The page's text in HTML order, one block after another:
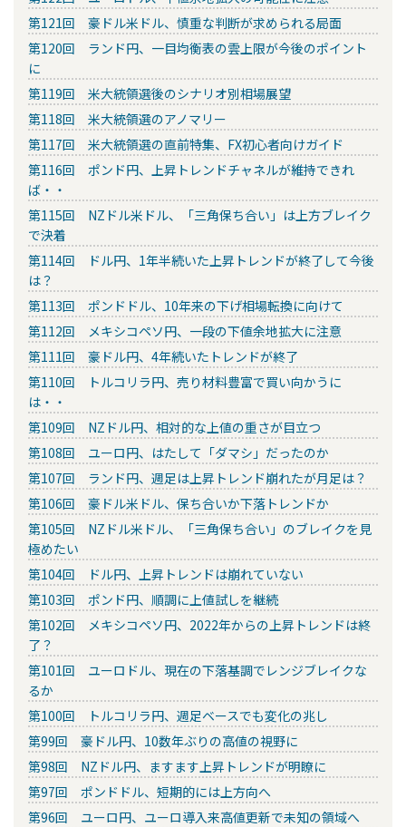
第121回 豪ドル米ドル、慎重な判断が求められる局面
第120回 ランド円、一目均衡表の雲上限が今後のポイント
に
第119回 米大統領選後のシナリオ別相場展望
第118回 米大統領選のアノマリー
第117回 米大統領選の直前特集、FX初心者向けガイド
第116回 ポンド円、上昇トレンドチャネルが維持できれ
ば・・
第115回 NZドル米ドル、「三角保ち合い」は上方ブレイク
で決着
第114回 ドル円、1年半続いた上昇トレンドが終了して今後
は？
第113回 ポンドドル、10年来の下げ相場転換に向けて
第112回 メキシコペソ円、一段の下値余地拡大に注意
第111回 豪ドル円、4年続いたトレンドが終了
第110回 トルコリラ円、売り材料豊富で買い向かうに
は・・
第109回 NZドル円、相対的な上値の重さが目立つ
第108回 ユーロ円、はたして「ダマシ」だったのか
第107回 ランド円、週足は上昇トレンド崩れたが月足は？
第106回 豪ドル米ドル、保ち合いか下落トレンドか
第105回 NZドル米ドル、「三角保ち合い」のブレイクを見
極めたい
第104回 ドル円、上昇トレンドは崩れていない
第103回 ポンド円、順調に上値試しを継続
第102回 メキシコペソ円、2022年からの上昇トレンドは終
了？
第101回 ユーロドル、現在の下落基調でレンジブレイクな
るか
第100回 トルコリラ円、週足ベースでも変化の兆し
第99回 豪ドル円、10数年ぶりの高値の視野に
第98回 NZドル円、ますます上昇トレンドが明瞭に
第97回 ポンドドル、短期的には上方向へ
第96回 ユーロ円、ユーロ導入来高値更新で未知の領域へ